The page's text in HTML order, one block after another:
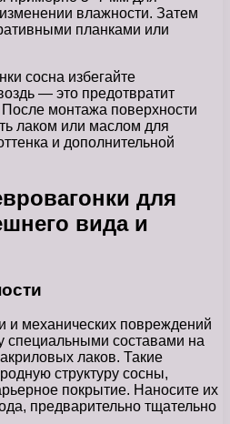
влажности. Затем
планками или
сосна избегайте
— это предотвратит
монтажа поверхности
лаком или маслом для
и дополнительной
для
вида и
и механических повреждений
специальными составами на
лаков. Такие
структуру сосны,
покрытие. Наносите их
предварительно тщательно